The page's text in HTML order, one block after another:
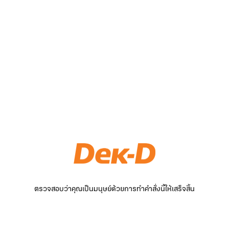
ตรวจสอบว่าคุณเป็นมนุษย์ด้วยการทำคำสั่งนี้ให้เสร็จสิ้น